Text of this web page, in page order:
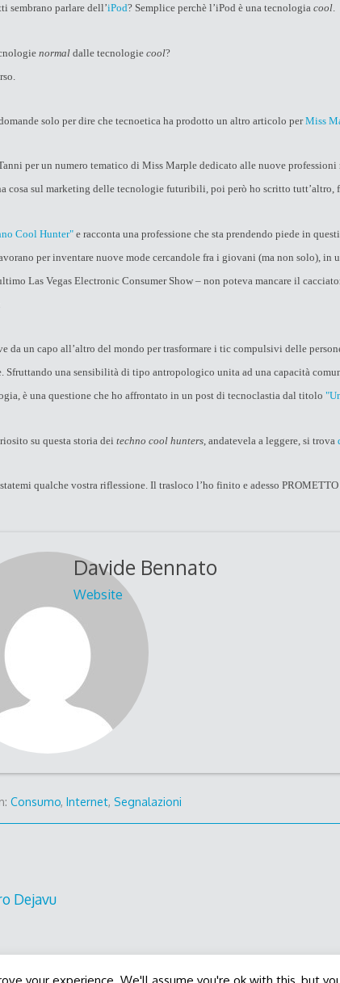
sembrano parlare dell’iPod? Semplice perchè l’iPod è una tecnologia cool.
normaldalle tecnologie cool?
solo per dire che tecnoetica ha prodotto un altro articolo perMiss
per un numero tematico di Miss Marple dedicato alle nuove
cosa sul marketing delle tecnologie futuribili, poi però ho scritto tutt’altro,
Cool Hunter"e racconta una professione che sta prendendo piede in
per inventare nuove mode cercandole fra i giovani (ma non solo), in
Las Vegas Electronic Consumer Show – non poteva mancare il
da un capo all’altro del mondo per trasformare i tic compulsivi delle
Sfruttando una sensibilità di tipo antropologico unita ad una capacità
è una questione che ho affrontato in un post di tecnoclastia dal titolo
su questa storia dei techno cool hunters, andatevela a leggere, si trova
qualche vostra riflessione. Il trasloco l’ho finito e adesso
Davide Bennato
Website
Consumo,Internet,Segnalazioni
Dejavu